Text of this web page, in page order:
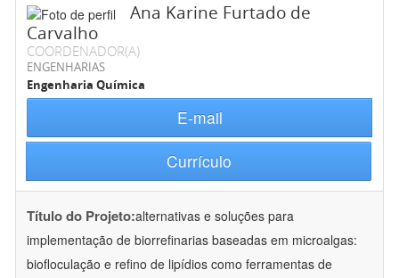
Ana Karine Furtado de
Carvalho
COORDENADOR(A)
ENGENHARIAS
Engenharia Química
E-mail
Currículo
Título do Projeto:alternativas e soluções para
implementação de biorrefinarias baseadas em microalgas:
biofloculação e refino de lipídios como ferramentas de